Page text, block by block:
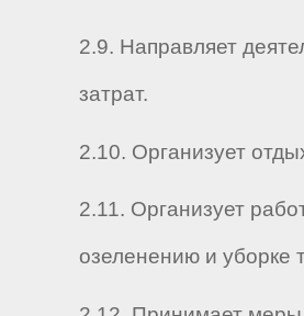
2.9. Направляет
затрат.
2.10. Организует
2.11. Организует
озеленению и уборке